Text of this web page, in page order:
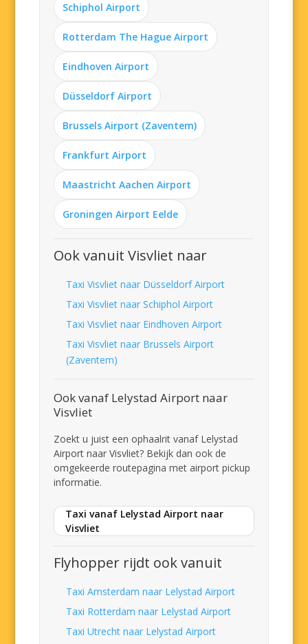
Schiphol Airport
Rotterdam The Hague Airport
Eindhoven Airport
Düsseldorf Airport
Brussels Airport (Zaventem)
Frankfurt Airport
Maastricht Aachen Airport
Groningen Airport Eelde
Ook vanuit Visvliet naar
Taxi Visvliet naar Düsseldorf Airport
Taxi Visvliet naar Schiphol Airport
Taxi Visvliet naar Eindhoven Airport
Taxi Visvliet naar Brussels Airport
(Zaventem)
Ook vanaf Lelystad Airport naar
Visvliet
Zoekt u juist een ophaalrit vanaf Lelystad
Airport naar Visvliet? Bekijk dan ook de
omgekeerde routepagina met airport pickup
informatie.
Taxi vanaf Lelystad Airport naar
Visvliet
Flyhopper rijdt ook vanuit
Taxi Amsterdam naar Lelystad Airport
Taxi Rotterdam naar Lelystad Airport
Taxi Utrecht naar Lelystad Airport